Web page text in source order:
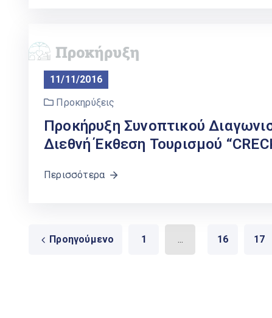
11/11/2016
Προκηρύξεις
Προκήρυξη Συνοπτικού
Διεθνή Έκθεση Τουρισμού
Περισσότερα
Προηγούμενο 1 ... 16 17